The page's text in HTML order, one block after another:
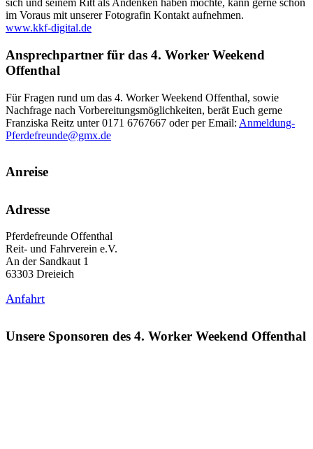
sich und seinem Ritt als Andenken haben möchte, kann gerne schon
im Voraus mit unserer Fotografin Kontakt aufnehmen.
www.kkf-digital.de
Ansprechpartner für das 4. Worker Weekend
Offenthal
Für Fragen rund um das 4. Worker Weekend Offenthal, sowie
Nachfrage nach Vorbereitungsmöglichkeiten, berät Euch gerne
Franziska Reitz unter 0171 6767667 oder per Email: Anmeldung-
Pferdefreunde@gmx.de
Anreise
Adresse
Pferdefreunde Offenthal
Reit- und Fahrverein e.V.
An der Sandkaut 1
63303 Dreieich
Anfahrt
Unsere Sponsoren des 4. Worker Weekend Offenthal